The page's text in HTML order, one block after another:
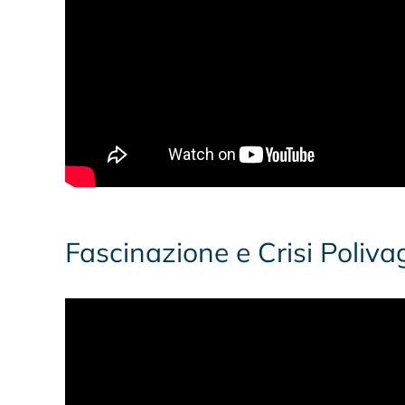
Fascinazione e Crisi